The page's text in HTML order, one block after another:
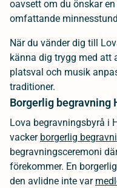
oavsett om du önskar
omfattande
När du vänder dig till
känna dig trygg med att
platsval och musik
traditioner.
Borgerlig begravning
Lova begravningsbyrå i
vacker borgerlig
begravningsceremoni
förekommer. En
den avlidne inte var